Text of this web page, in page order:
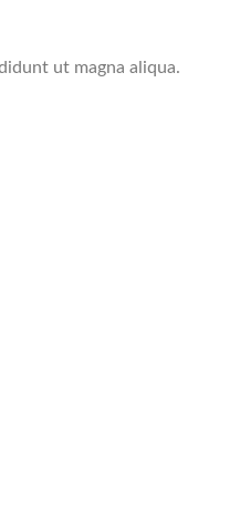
ut magna aliqua.